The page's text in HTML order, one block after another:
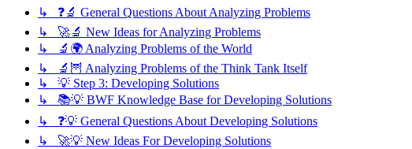
↳ ❓🔬 General Questions About Analyzing Problems
↳ 🚀🔬 New Ideas for Analyzing Problems
↳ 🔬🌍 Analyzing Problems of the World
↳ 🔬🦉 Analyzing Problems of the Think Tank Itself
↳ 💡 Step 3: Developing Solutions
↳ 📚💡 BWF Knowledge Base for Developing Solutions
↳ ❓💡 General Questions About Developing Solutions
↳ 🚀💡 New Ideas For Developing Solutions